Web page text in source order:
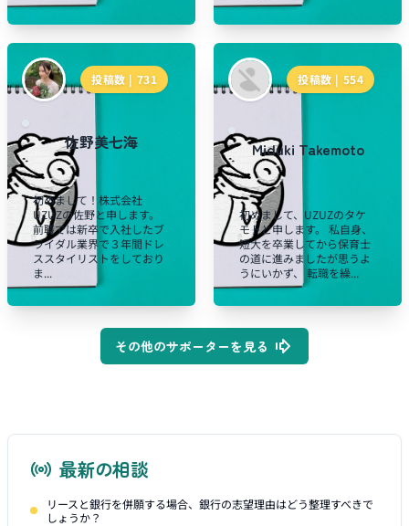
投稿数 | 731
佐野美七海
初めまして！株式会社
UZUZの佐野と申します。
前職では新卒で入社したブ
ライダル業界で３年間ドレ
ススタイリストをしており
ま...
投稿数 | 554
Miduki Takemoto
初めまして、UZUZのタケ
モトと申します。 私自身、
短大を卒業してから保育士
の道に進みましたが思うよ
うにいかず、 転職を繰...
その他のサポーターを見る
最新の相談
リースと銀行を併願する場合、銀行の志望理由はどう整理すべきで
しょうか？